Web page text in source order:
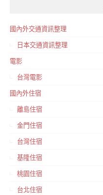
國內外交通資訊整理
日本交通資訊整理
電影
台灣電影
國內外住宿
離島住宿
金門住宿
台灣住宿
基隆住宿
桃園住宿
台北住宿